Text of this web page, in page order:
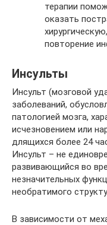
терапии
оказать
повторение
Инсульты
Инсульт (мозговой
заболеваний,
патологией мозга,
исчезновением или
длящихся более 24
Инсульт – не
развивающийся во
незначительных
необратимого
В зависимости от